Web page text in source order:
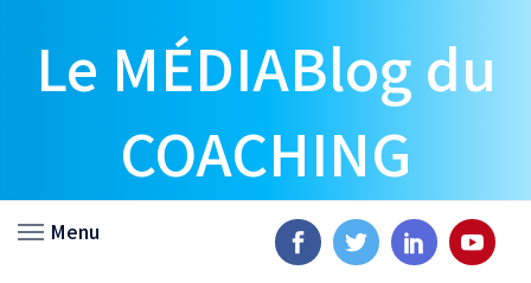
Le MÉDIABlog du
COACHING
Menu